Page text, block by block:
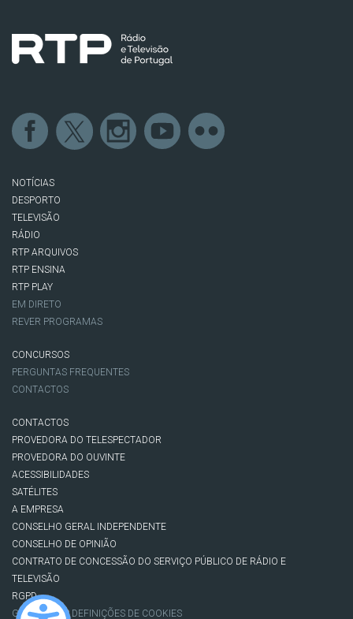
NOTÍCIAS
DESPORTO
TELEVISÃO
RÁDIO
RTP ARQUIVOS
RTP ENSINA
RTP PLAY
EM DIRETO
REVER PROGRAMAS
CONCURSOS
PERGUNTAS FREQUENTES
CONTACTOS
CONTACTOS
PROVEDORA DO TELESPECTADOR
PROVEDORA DO OUVINTE
ACESSIBILIDADES
SATÉLITES
A EMPRESA
CONSELHO GERAL INDEPENDENTE
CONSELHO DE OPINIÃO
CONTRATO DE CONCESSÃO DO SERVIÇO PÚBLICO DE RÁDIO E
TELEVISÃO
RGPD
GESTÃO DAS DEFINIÇÕES DE COOKIES